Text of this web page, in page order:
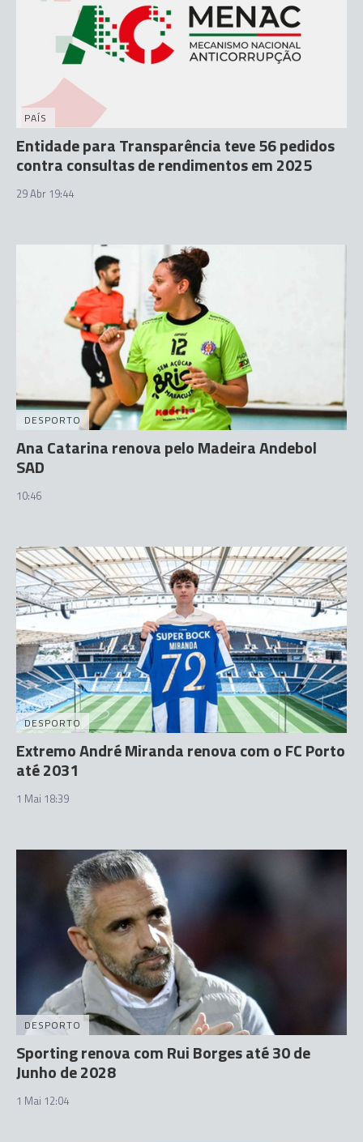
PAÍS
Entidade para Transparência teve 56 pedidos
contra consultas de rendimentos em 2025
29 Abr 19:44
DESPORTO
Ana Catarina renova pelo Madeira Andebol
SAD
10:46
DESPORTO
Extremo André Miranda renova com o FC Porto
até 2031
1 Mai 18:39
DESPORTO
Sporting renova com Rui Borges até 30 de
Junho de 2028
1 Mai 12:04